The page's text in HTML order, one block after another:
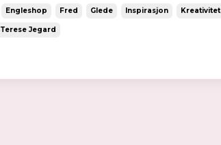
Engleshop Fred Glede Inspirasjon Kreativitet
Terese Jegard